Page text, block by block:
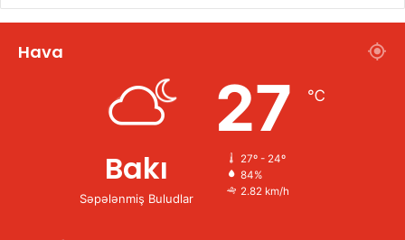
Hava
Bakı
Səpələnmiş Buludlar
27 ℃
27º - 24º
84%
2.82 km/h